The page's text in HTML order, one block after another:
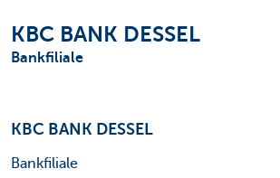
KBC BANK DESSEL
Bankfiliale
KBC BANK DESSEL
Bankfiliale